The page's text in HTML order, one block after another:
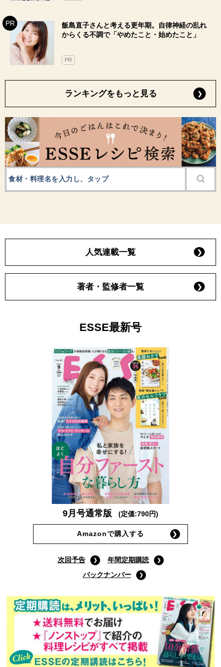
飯島直子さんと考える更年期。自律神経の乱れ
からくる不調で「やめたこと・始めたこと」
PR
ランキングをもっと見る
人気連載一覧
著者・監修者一覧
ESSE最新号
9月号通常版 (定価:790円)
Amazonで購入する
次回予告
年間定期購読
バックナンバー